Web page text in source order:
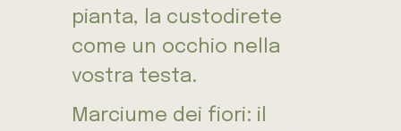
pianta, la custodirete
come un occhio nella
vostra testa.
Marciume dei fiori: il